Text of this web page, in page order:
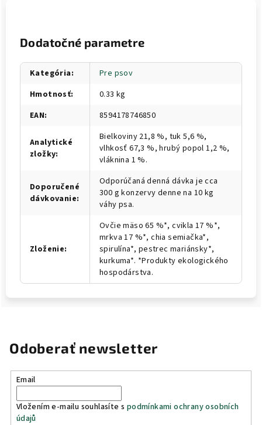
Dodatočné parametre
Kategória:
Pre psov
Hmotnosť:
0.33 kg
EAN: 8594178746850
Analytické
zložky:
Bielkoviny 21,8 %, tuk 5,6 %,
vlhkosť 67,3 %, hrubý popol 1,2 %,
vláknina 1 %.
Doporučené
dávkovanie:
Odporúčaná denná dávka je cca
300 g konzervy denne na 10 kg
váhy psa.
Zloženie:
Ovčie mäso 65 %*, cvikla 17 %*,
mrkva 17 %*, chia semiačka*,
spirulína*, pestrec mariánsky*,
kurkuma*. *Produkty ekologického
hospodárstva.
Odoberať newsletter
Email
Vložením e-mailu souhlasíte s podmínkami ochrany osobních
údajů